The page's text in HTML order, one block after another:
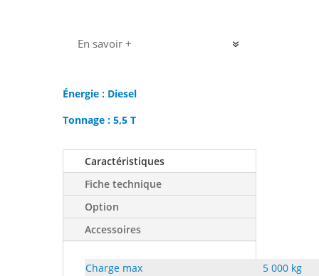
En savoir +
Énergie : Diesel
Tonnage : 5,5 T
Caractéristiques
Fiche technique
Option
Accessoires
Charge max
5 000 kg